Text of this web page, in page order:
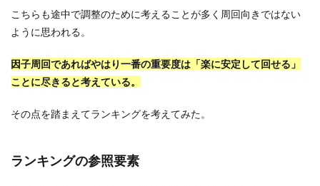
こちらも途中で調整のために考えることが多く周回向きではない
ように思われる。
因子周回であればやはり一番の重要度は「楽に安定して回せる」
ことに尽きると考えている。
その点を踏まえてランキングを考えてみた。
ランキングの参照要素